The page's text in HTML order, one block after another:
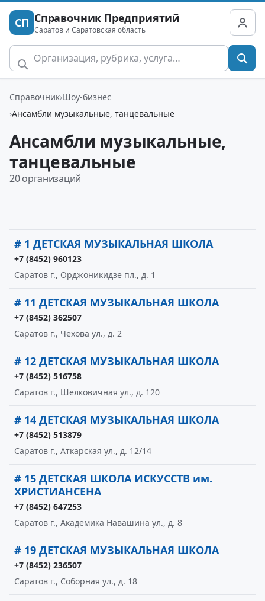
СП Справочник Предприятий
Саратов и Саратовская область
Справочник Шоу-бизнес
Ансамбли музыкальные, танцевальные
Ансамбли музыкальные,
танцевальные
20 организаций
# 1 ДЕТСКАЯ МУЗЫКАЛЬНАЯ ШКОЛА
+7 (8452) 960123
Саратов г., Орджоникидзе пл., д. 1
# 11 ДЕТСКАЯ МУЗЫКАЛЬНАЯ ШКОЛА
+7 (8452) 362507
Саратов г., Чехова ул., д. 2
# 12 ДЕТСКАЯ МУЗЫКАЛЬНАЯ ШКОЛА
+7 (8452) 516758
Саратов г., Шелковичная ул., д. 120
# 14 ДЕТСКАЯ МУЗЫКАЛЬНАЯ ШКОЛА
+7 (8452) 513879
Саратов г., Аткарская ул., д. 12/14
# 15 ДЕТСКАЯ ШКОЛА ИСКУССТВ им.
ХРИСТИАНСЕНА
+7 (8452) 647253
Саратов г., Академика Навашина ул., д. 8
# 19 ДЕТСКАЯ МУЗЫКАЛЬНАЯ ШКОЛА
+7 (8452) 236507
Саратов г., Соборная ул., д. 18